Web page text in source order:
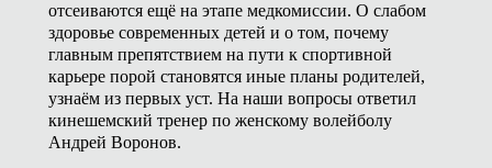
отсеиваются ещё на этапе медкомиссии. О слабом
здоровье современных детей и о том, почему
главным препятствием на пути к спортивной
карьере порой становятся иные планы родителей,
узнаём из первых уст. На наши вопросы ответил
кинешемский тренер по женскому волейболу
Андрей Воронов.